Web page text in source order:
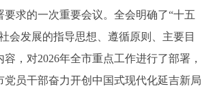
要求的一次重要会议。全会明确了“十五
会发展的指导思想、遵循原则、主要目
，对2026年全市重点工作进行了部署，
党员干部奋力开创中国式现代化延吉新局